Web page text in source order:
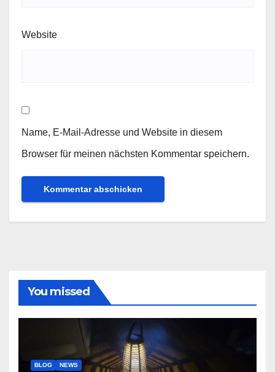
Website
Name, E-Mail-Adresse und Website in diesem
Browser für meinen nächsten Kommentar speichern.
You missed
BLOG NEWS